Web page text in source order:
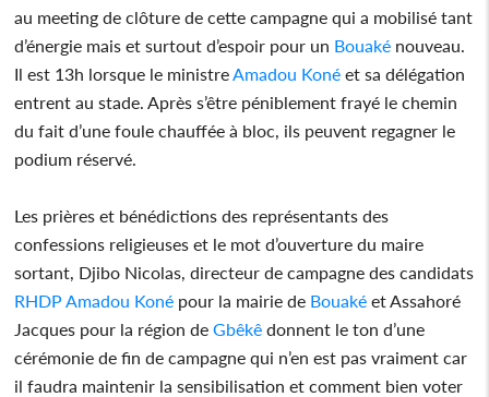
au meeting de clôture de cette campagne qui a mobilisé tant
d’énergie mais et surtout d’espoir pour un Bouaké nouveau.
Il est 13h lorsque le ministreAmadou Koné et sa délégation
entrent au stade. Après s’être péniblement frayé le chemin
du fait d’une foule chauffée à bloc, ils peuvent regagner le
podium réservé.
Les prières et bénédictions des représentants des
confessions religieuses et le mot d’ouverture du maire
sortant, Djibo Nicolas, directeur de campagne des candidats
RHDPAmadou Koné pour la mairie de Bouaké et Assahoré
Jacques pour la région de Gbêkê donnent le ton d’une
cérémonie de fin de campagne qui n’en est pas vraiment car
il faudra maintenir la sensibilisation et comment bien voter